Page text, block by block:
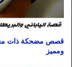
قصص مضحكة ذات
ومميز